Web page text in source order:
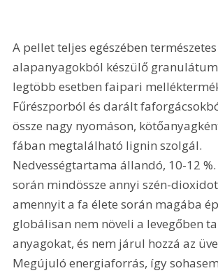
A pellet teljes egészében természetes
alapanyagokból készülő
legtöbb esetben faipari
Fűrészporból és darált
össze nagy nyomáson,
fában megtalálható lignin szolgál.
Nedvességtartama állandó, 10-12 %.
során mindössze annyi szén-
amennyit a fa élete során magába
globálisan nem növeli a levegőben
anyagokat, és nem járul hozzá az
Megújuló energiaforrás, így